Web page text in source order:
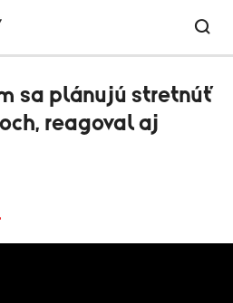
sa plánujú stretnúť
reagoval aj